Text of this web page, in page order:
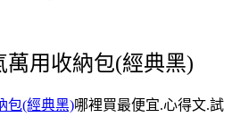
萬用收納包(經典黑)
包(經典黑)哪裡買最便宜.心得文.試